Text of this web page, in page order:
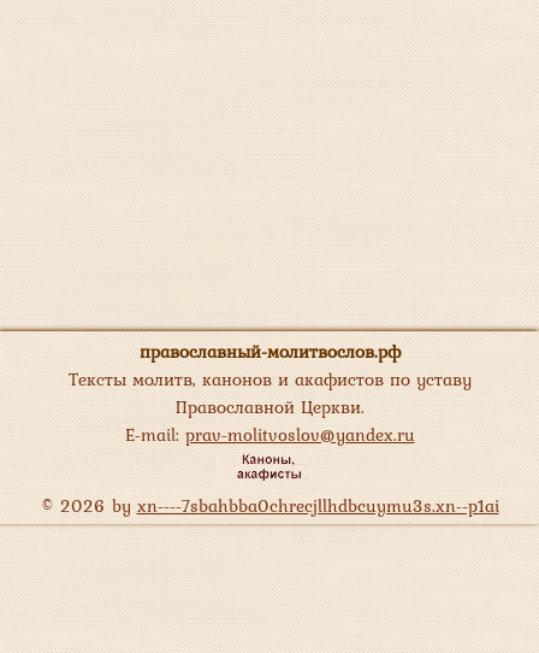
православный-молитвослов.рф
Тексты молитв, канонов и акафистов по уставу
Православной Церкви.
E-mail:prav-molitvoslov@yandex.ru
© 2026 byxn----7sbahbba0chrecjllhdbcuymu3s.xn--p1ai